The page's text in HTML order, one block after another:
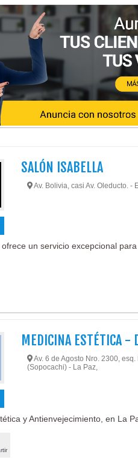
SALÓN ISABELLA
Av. Bolivia, casi Av. Oleducto. -
un servicio excepcional
MEDICINA ESTÉTICA -
Av. 6 de Agosto Nro. 2300,
(Sopocachi) - La Paz,
y Antienvejecimiento, en La